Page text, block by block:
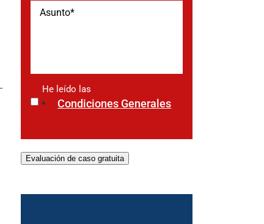
He leído las
Condiciones Generales
Evaluación de caso gratuita